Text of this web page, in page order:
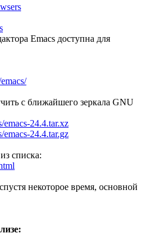
Emacs доступна для
с ближайшего зеркала GNU
24.4.tar.xz
24.4.tar.gz
списка:
некоторое время, основной